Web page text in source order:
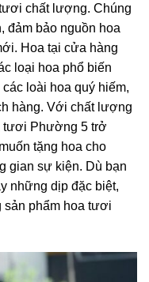
chất lượng. Chúng
đảm bảo nguồn hoa
Hoa tại cửa hàng
loại hoa phổ biến
loài hoa quý hiếm,
hàng. Với chất lượng
tươi Phường 5 trở
tặng hoa cho
gian sự kiện. Dù bạn
những dịp đặc biệt,
sản phẩm hoa tươi